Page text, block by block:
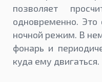
позволяет
одновременно. Это
ночной режим. В
фонарь и
куда ему двигаться.